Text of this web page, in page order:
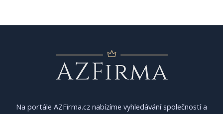
Na portále AZFirma.cz nabízíme vyhledávání společností a